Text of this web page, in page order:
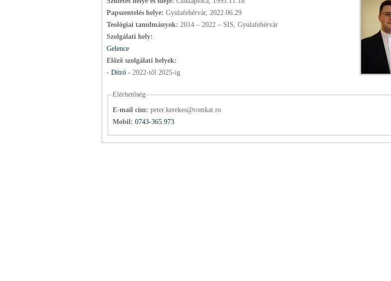
Papszentelés helye: Gyulafehérvár, 2022.06.29
Teológiai tanulmányok: 2014 – 2022 – SIS, Gyulafehérvár
Szolgálati hely:
Gelence
Előző szolgálati helyek:
- Ditró - 2022-től 2025-ig
Elérhetőség
E-mail cím: peter.kerekes@romkat.ro
Mobil: 0743-365.973